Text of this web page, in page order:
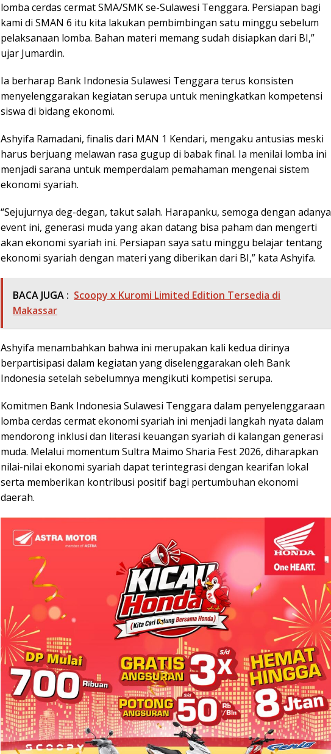
lomba cerdas cermat SMA/SMK se-Sulawesi Tenggara. Persiapan bagi
kami di SMAN 6 itu kita lakukan pembimbingan satu minggu sebelum
pelaksanaan lomba. Bahan materi memang sudah disiapkan dari BI,”
ujar Jumardin.
Ia berharap Bank Indonesia Sulawesi Tenggara terus konsisten
menyelenggarakan kegiatan serupa untuk meningkatkan kompetensi
siswa di bidang ekonomi.
Ashyifa Ramadani, finalis dari MAN 1 Kendari, mengaku antusias meski
harus berjuang melawan rasa gugup di babak final. Ia menilai lomba ini
menjadi sarana untuk memperdalam pemahaman mengenai sistem
ekonomi syariah.
“Sejujurnya deg-degan, takut salah. Harapanku, semoga dengan adanya
event ini, generasi muda yang akan datang bisa paham dan mengerti
akan ekonomi syariah ini. Persiapan saya satu minggu belajar tentang
ekonomi syariah dengan materi yang diberikan dari BI,” kata Ashyifa.
BACA JUGA : Scoopy x Kuromi Limited Edition Tersedia di
Makassar
Ashyifa menambahkan bahwa ini merupakan kali kedua dirinya
berpartisipasi dalam kegiatan yang diselenggarakan oleh Bank
Indonesia setelah sebelumnya mengikuti kompetisi serupa.
Komitmen Bank Indonesia Sulawesi Tenggara dalam penyelenggaraan
lomba cerdas cermat ekonomi syariah ini menjadi langkah nyata dalam
mendorong inklusi dan literasi keuangan syariah di kalangan generasi
muda. Melalui momentum Sultra Maimo Sharia Fest 2026, diharapkan
nilai-nilai ekonomi syariah dapat terintegrasi dengan kearifan lokal
serta memberikan kontribusi positif bagi pertumbuhan ekonomi
daerah.